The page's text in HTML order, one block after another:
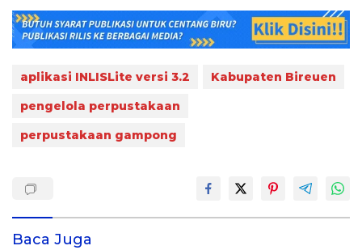
aplikasi INLISLite versi 3.2
Kabupaten Bireuen
pengelola perpustakaan
perpustakaan gampong
Baca Juga